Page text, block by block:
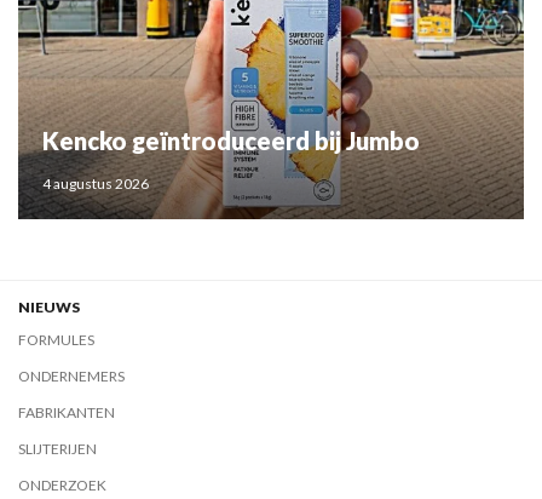
Kencko geïntroduceerd bij Jumbo
4 augustus 2026
NIEUWS
FORMULES
ONDERNEMERS
FABRIKANTEN
SLIJTERIJEN
ONDERZOEK